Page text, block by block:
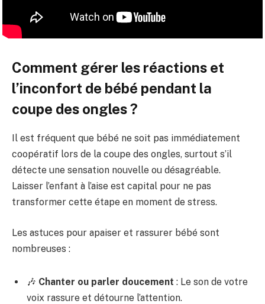
Comment gérer les réactions et
l’inconfort de bébé pendant la
coupe des ongles ?
Il est fréquent que bébé ne soit pas immédiatement
coopératif lors de la coupe des ongles, surtout s’il
détecte une sensation nouvelle ou désagréable.
Laisser l’enfant à l’aise est capital pour ne pas
transformer cette étape en moment de stress.
Les astuces pour apaiser et rassurer bébé sont
nombreuses :
🎶 Chanter ou parler doucement : Le son de votre
voix rassure et détourne l’attention.